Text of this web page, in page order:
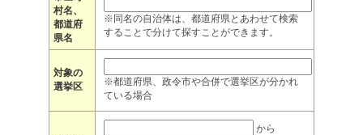
村名、
都道府
県名
※同名の自治体は、都道府県とあわせて検索
することで分けて探すことができます。
対象の
選挙区
※都道府県、政令市や合併で選挙区が分かれ
ている場合
から